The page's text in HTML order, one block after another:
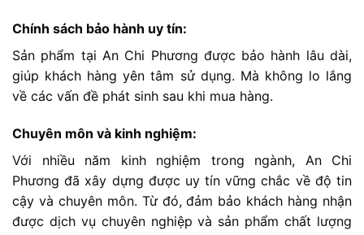
Chính sách bảo hành uy tín:
Sản phẩm tại An Chi Phương được bảo hành lâu dài,
giúp khách hàng yên tâm sử dụng. Mà không lo lắng
về các vấn đề phát sinh sau khi mua hàng.
Chuyên môn và kinh nghiệm:
Với nhiều năm kinh nghiệm trong ngành, An Chi
Phương đã xây dựng được uy tín vững chắc về độ tin
cậy và chuyên môn. Từ đó, đảm bảo khách hàng nhận
được dịch vụ chuyên nghiệp và sản phẩm chất lượng